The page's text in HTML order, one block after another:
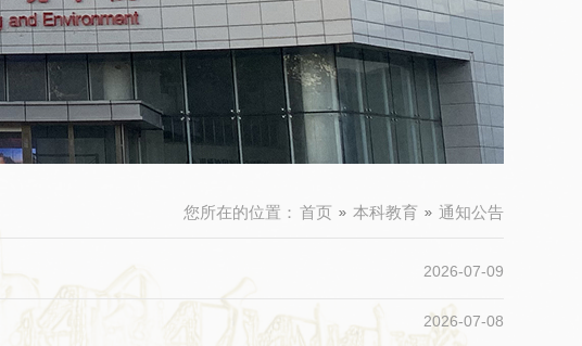
您所在的位置： 首页 本科教育 通知公告
2026-07-09
2026-07-08